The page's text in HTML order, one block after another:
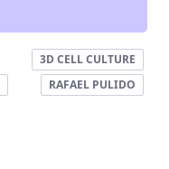
3D CELL CULTURE
RAFAEL PULIDO